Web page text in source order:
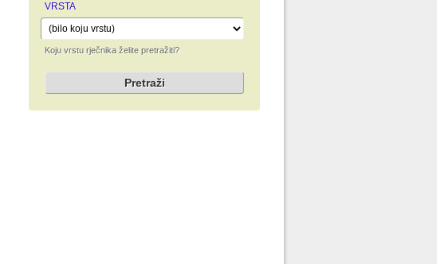
VRSTA
Koju vrstu rječnika želite pretražiti?